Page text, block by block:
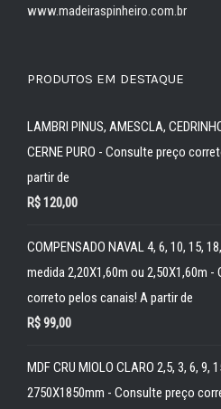
www.madeiraspinheiro.com.br
PRODUTOS EM DESTAQUE
LAMBRI PINUS, AMESCLA,
CERNE PURO - Consulte preço
partir de
R$120,00
COMPENSADO NAVAL 4, 6, 10, 15,
medida 2,20X1,60m ou 2,50X1,60m
correto pelos canais! A partir de
R$99,00
MDF CRU MIOLO CLARO 2,5, 3, 6, 9,
2750X1850mm - Consulte preço